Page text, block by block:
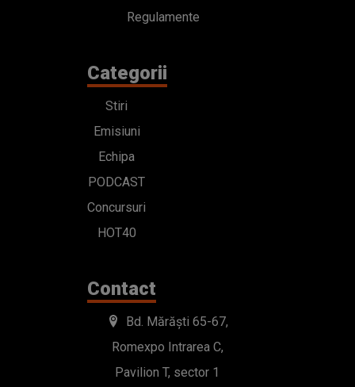
Regulamente
Categorii
Stiri
Emisiuni
Echipa
PODCAST
Concursuri
HOT40
Contact
Bd. Mărăști 65-67,
Romexpo Intrarea C,
Pavilion T, sector 1